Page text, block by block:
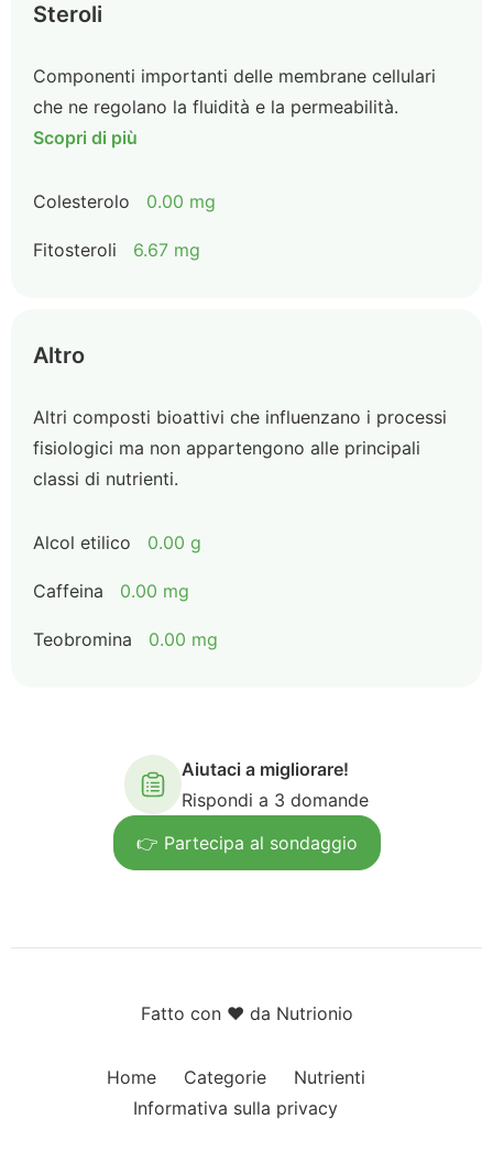
Steroli
Componenti importanti delle membrane cellulari
che ne regolano la fluidità e la permeabilità.
Scopri di più
Colesterolo 0.00 mg
Fitosteroli 6.67 mg
Altro
Altri composti bioattivi che influenzano i processi
fisiologici ma non appartengono alle principali
classi di nutrienti.
Alcol etilico 0.00 g
Caffeina 0.00 mg
Teobromina 0.00 mg
Aiutaci a migliorare!
Rispondi a 3 domande
👉 Partecipa al sondaggio
Fatto con ❤️ da Nutrionio
Home Categorie
Nutrienti
Informativa sulla privacy